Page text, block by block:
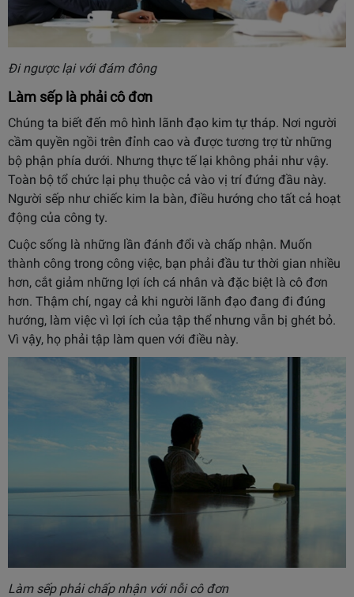
Đi ngược lại với đám đông
Làm sếp là phải cô đơn
Chúng ta biết đến mô hình lãnh đạo kim tự tháp. Nơi người
cầm quyền ngồi trên đỉnh cao và được tương trợ từ những
bộ phận phía dưới. Nhưng thực tế lại không phải như vậy.
Toàn bộ tổ chức lại phụ thuộc cả vào vị trí đứng đầu này.
Người sếp như chiếc kim la bàn, điều hướng cho tất cả hoạt
động của công ty.
Cuộc sống là những lần đánh đổi và chấp nhận. Muốn
thành công trong công việc, bạn phải đầu tư thời gian nhiều
hơn, cắt giảm những lợi ích cá nhân và đặc biệt là cô đơn
hơn. Thậm chí, ngay cả khi người lãnh đạo đang đi đúng
hướng, làm việc vì lợi ích của tập thể nhưng vẫn bị ghét bỏ.
Vì vậy, họ phải tập làm quen với điều này.
Làm sếp phải chấp nhận với nỗi cô đơn